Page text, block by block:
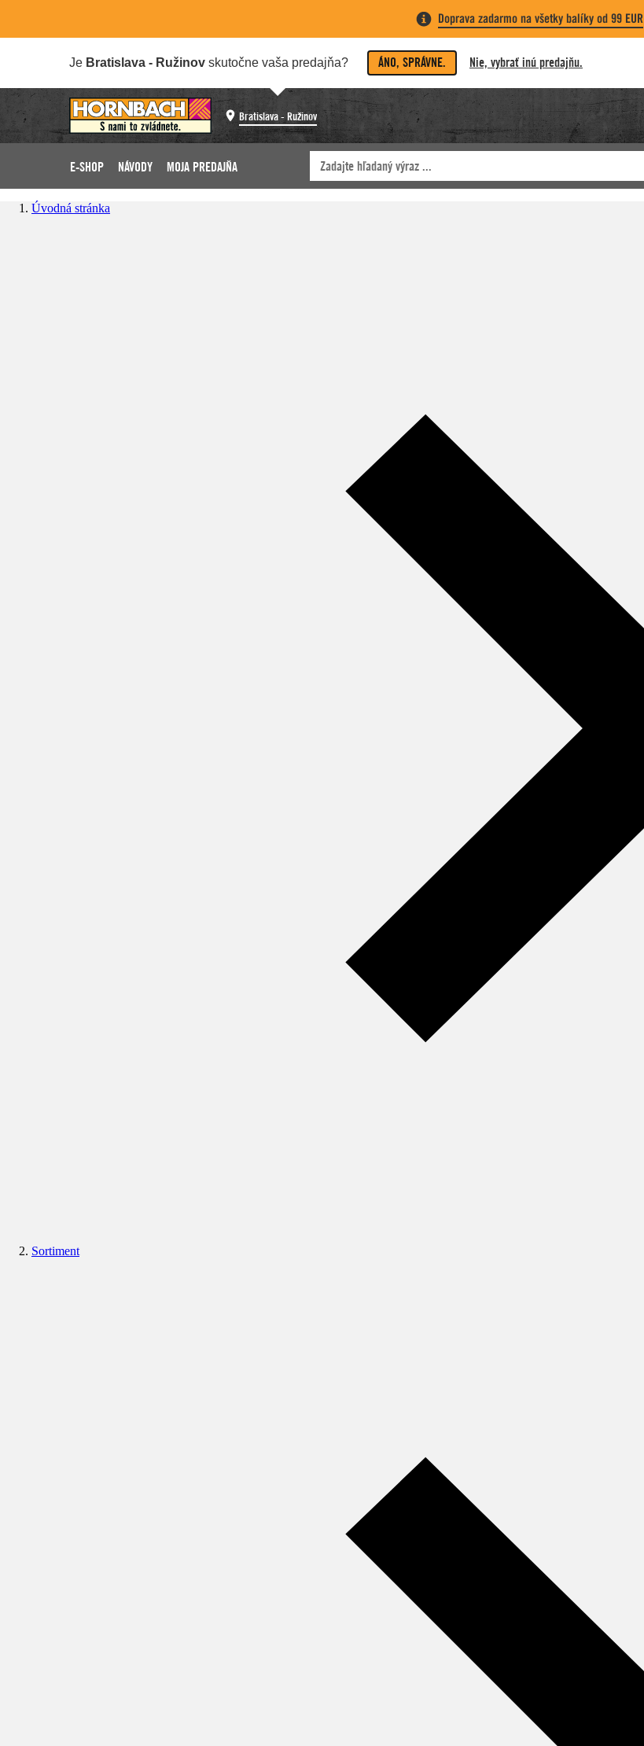
Doprava zadarmo na všetky balíky od 99 EUR
Je Bratislava - Ružinov skutočne vaša predajňa? ÁNO, SPRÁVNE. Nie, vybrať inú predajňu.
Bratislava - Ružinov
E-SHOP NÁVODY MOJA PREDAJŇA
Úvodná stránka
Sortiment